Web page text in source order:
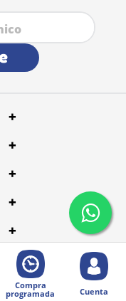
Compra
programada
Cuenta
+
+
+
+
+